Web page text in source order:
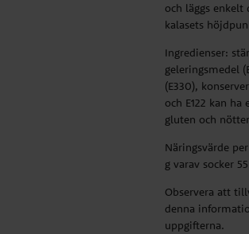
och läggs
kalasets
Ingredienser:
geleringsmedel
(E330),
och E122 kan
gluten och
Näringsvärde
g varav socker
Observera att
denna
uppgifterna.